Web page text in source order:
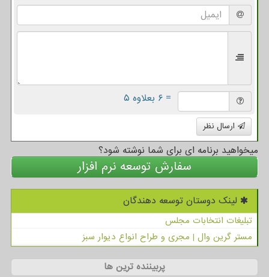
= ۶ بعلاوه ۵
ارسال نظر
میخواهید برنامه ای برای شما نوشته شود؟
سفارش توسعه نرم افزار
لینک دوستان توسعه دهندگان
تبلیغات انتخابات مجلس
مستر گرین وال | مجری و طراح انواع دیوار سبز
پربیننده ترین ها